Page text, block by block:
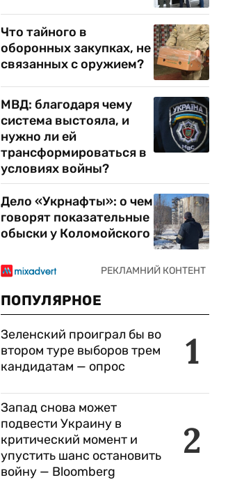
Что тайного в
оборонных закупках, не
связанных с оружием?
МВД: благодаря чему
система выстояла, и
нужно ли ей
трансформироваться в
условиях войны?
Дело «Укрнафты»: о чем
говорят показательные
обыски у Коломойского
ПОПУЛЯРНОЕ
1
Зеленский проиграл бы во
втором туре выборов трем
кандидатам — опрос
2
Запад снова может
подвести Украину в
критический момент и
упустить шанс остановить
войну — Bloomberg